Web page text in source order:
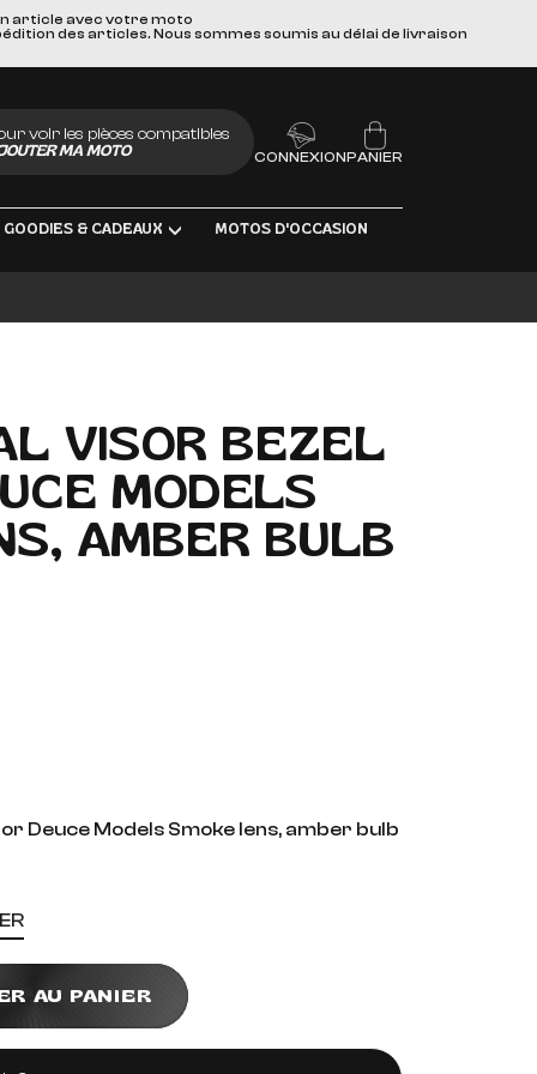
article avec votre moto
des articles. Nous sommes soumis au délai de livraison
voir les pièces compatibles
MA MOTO
CONNEXIONPANIER
GOODIES & CADEAUX MOTOS D'OCCASION
VISOR BEZEL
MODELS
AMBER BULB
Deuce Models Smoke lens, amber bulb
AU PANIER